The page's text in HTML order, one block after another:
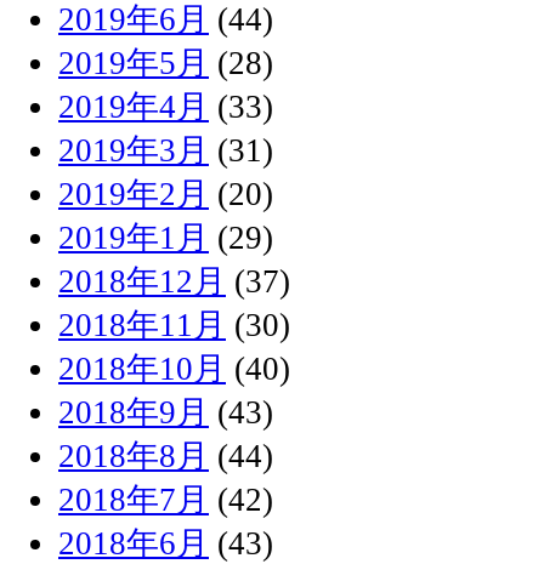
2019年6月 (44)
2019年5月 (28)
2019年4月 (33)
2019年3月 (31)
2019年2月 (20)
2019年1月 (29)
2018年12月 (37)
2018年11月 (30)
2018年10月 (40)
2018年9月 (43)
2018年8月 (44)
2018年7月 (42)
2018年6月 (43)